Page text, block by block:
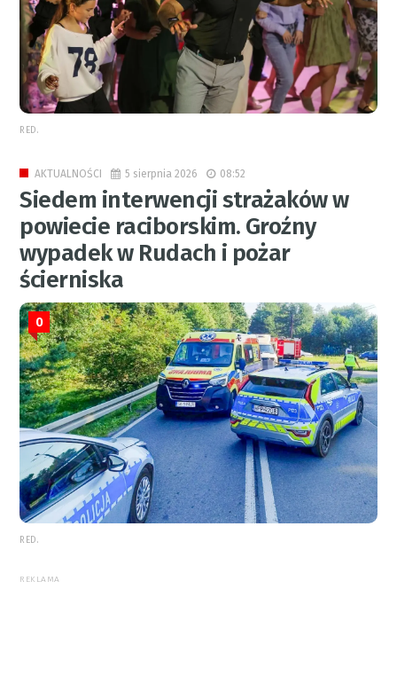
RED.
AKTUALNOŚCI 5 sierpnia 2026 08:52
Siedem interwencji strażaków w
powiecie raciborskim. Groźny
wypadek w Rudach i pożar
ścierniska
0
RED.
REKLAMA